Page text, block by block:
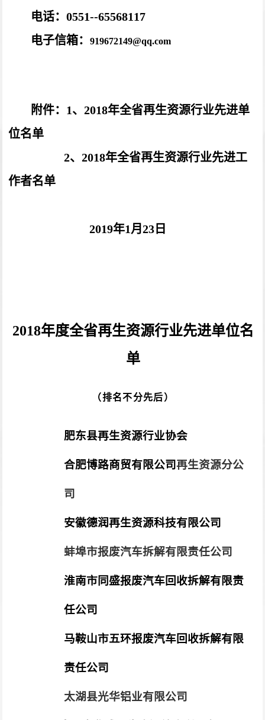
电话：0551--65568117
电子信箱：
919672149@qq.com
附件：1、2018年全省再生资源行业先进单
位名单
2、2018年全省再生资源行业先进工
作者名单
2019年1月23日
2018年度全省再生资源行业先进单位名
单
（排名不分先后）
肥东县再生资源行业协会
合肥博路商贸有限公司再生资源分公
司
安徽德润再生资源科技有限公司
蚌埠市报废汽车拆解有限责任公司
淮南市同盛报废汽车回收拆解有限责
任公司
马鞍山市五环报废汽车回收拆解有限
责任公司
太湖县光华铝业有限公司